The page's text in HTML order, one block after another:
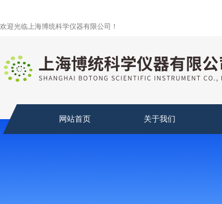
欢迎光临上海博统科学仪器有限公司！
网站首页 关于我们